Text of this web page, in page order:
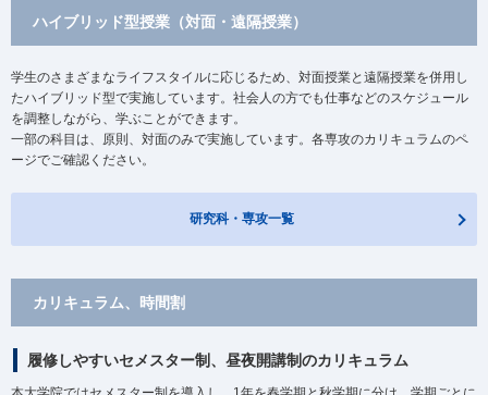
ハイブリッド型授業（対面・遠隔授業）
学生のさまざまなライフスタイルに応じるため、対面授業と遠隔授業を併用し
たハイブリッド型で実施しています。社会人の方でも仕事などのスケジュール
を調整しながら、学ぶことができます。
一部の科目は、原則、対面のみで実施しています。各専攻のカリキュラムのペ
ージでご確認ください。
研究科・専攻一覧
カリキュラム、時間割
履修しやすいセメスター制、昼夜開講制のカリキュラム